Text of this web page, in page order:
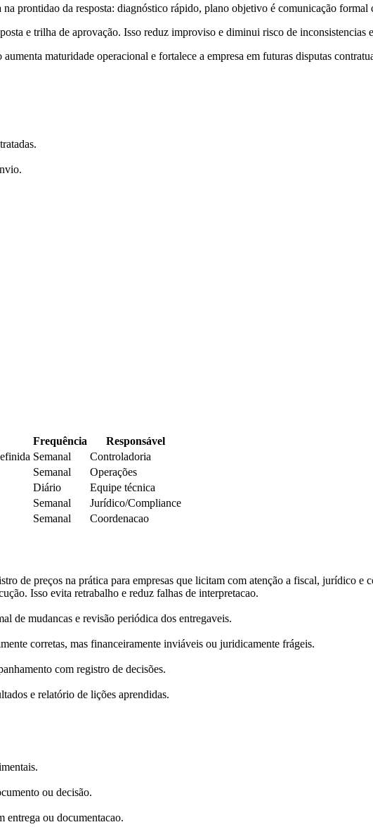
prontidao da resposta: diagnóstico rápido, plano objetivo é comunicação formal
e trilha de aprovação. Isso reduz improviso e diminui risco de inconsistencias
maturidade operacional e fortalece a empresa em futuras disputas
Frequência
Responsável
Semanal
Controladoria
Semanal
Operações
Diário
Equipe técnica
Semanal
Jurídico/Compliance
Semanal Coordenacao
de preços na prática para empresas que licitam com atenção a fiscal, jurídico e
Isso evita retrabalho e reduz falhas de interpretacao.
de mudancas e revisão periódica dos entregaveis.
corretas, mas financeiramente inviáveis ou juridicamente frágeis.
com registro de decisões.
e relatório de lições aprendidas.
ou decisão.
entrega ou documentacao.